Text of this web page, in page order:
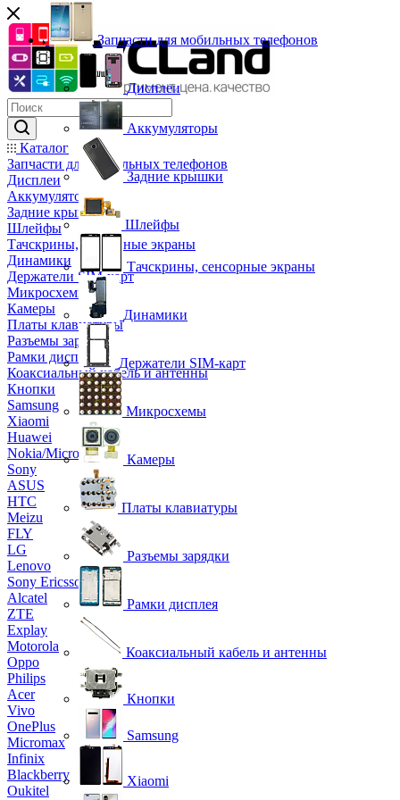
Каталог
Запчасти для мобильных телефонов
Дисплеи
Аккумуляторы
Задние крышки
Шлейфы
Тачскрины, сенсорные экраны
Динамики
Держатели SIM-карт
Микросхемы
Камеры
Платы клавиатуры
Разъемы зарядки
Рамки дисплея
Коаксиальный кабель и антенны
Кнопки
Samsung
Xiaomi
Huawei
Nokia/Microsoft
Sony
ASUS
HTC
Meizu
FLY
LG
Lenovo
Sony Ericsson
Alcatel
ZTE
Explay
Motorola
Oppo
Philips
Acer
Vivo
OnePlus
Micromax
Infinix
Blackberry
Oukitel
Запчасти для мобильных телефонов
Дисплеи
Аккумуляторы
Задние крышки
Шлейфы
Тачскрины, сенсорные экраны
Динамики
Держатели SIM-карт
Микросхемы
Камеры
Платы клавиатуры
Разъемы зарядки
Рамки дисплея
Коаксиальный кабель и антенны
Кнопки
Samsung
Xiaomi